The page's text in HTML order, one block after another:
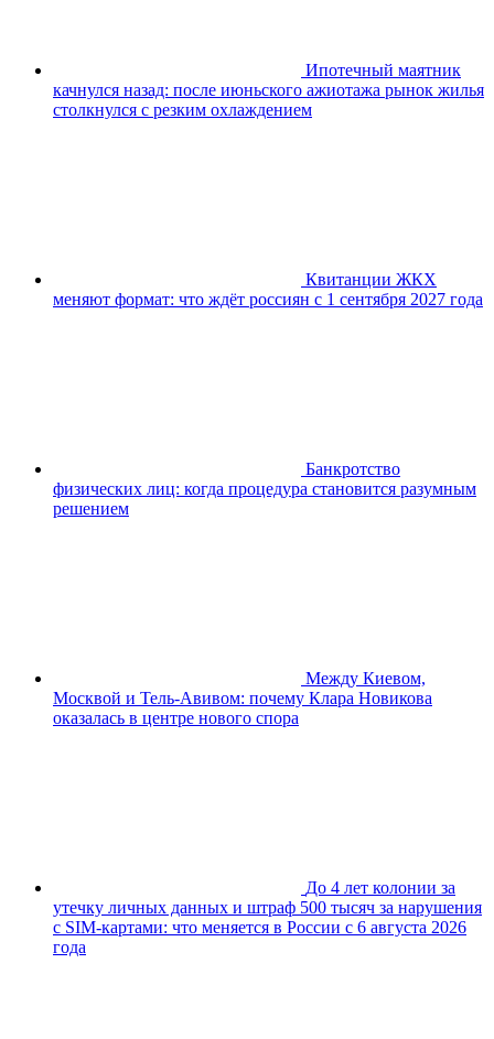
Ипотечный маятник
качнулся назад: после июньского ажиотажа рынок жилья
столкнулся с резким охлаждением
Квитанции ЖКХ
меняют формат: что ждёт россиян с 1 сентября 2027 года
Банкротство
физических лиц: когда процедура становится разумным
решением
Между Киевом,
Москвой и Тель-Авивом: почему Клара Новикова
оказалась в центре нового спора
До 4 лет колонии за
утечку личных данных и штраф 500 тысяч за нарушения
с SIM-картами: что меняется в России с 6 августа 2026
года